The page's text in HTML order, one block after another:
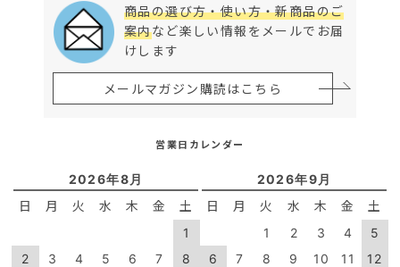
商品の選び方・使い方・新商品のご
案内など楽しい情報をメールでお届
けします
メールマガジン購読はこちら
営業日カレンダー
2026年8月
日 月 火 水 木 金 土
1
2
3 4 5 6 7
8
2026年9月
日 月 火 水 木 金 土
1 2 3 4
5
6
7 8 9 10 11
12